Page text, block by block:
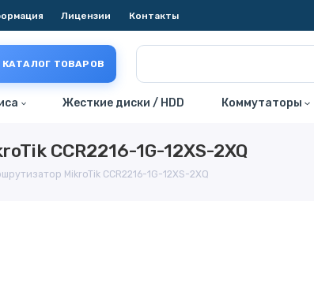
Лицензии Контакты
КАТАЛОГ ТОВАРОВ
Жесткие диски / HDD Коммутаторы
CCR2216-1G-12XS-2XQ
MikroTik CCR2216-1G-12XS-2XQ